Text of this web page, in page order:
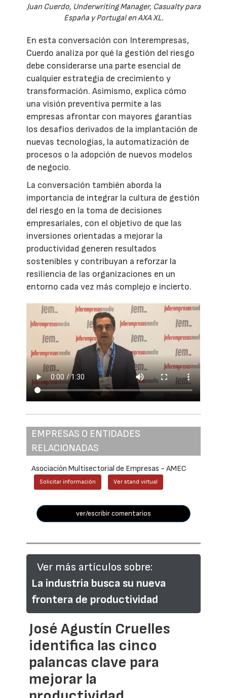
Juan Cuerdo, Underwriting Manager, Casualty para
España y Portugal en AXA XL.
En esta conversación con Interempresas,
Cuerdo analiza por qué la gestión del riesgo
debe considerarse una parte esencial de
cualquier estrategia de crecimiento y
transformación. Asimismo, explica cómo
una visión preventiva permite a las
empresas afrontar con mayores garantías
los desafíos derivados de la implantación de
nuevas tecnologías, la automatización de
procesos o la adopción de nuevos modelos
de negocio.
La conversación también aborda la
importancia de integrar la cultura de gestión
del riesgo en la toma de decisiones
empresariales, con el objetivo de que las
inversiones orientadas a mejorar la
productividad generen resultados
sostenibles y contribuyan a reforzar la
resiliencia de las organizaciones en un
entorno cada vez más complejo e incierto.
EMPRESAS O ENTIDADES
RELACIONADAS
Asociación Multisectorial de Empresas - AMEC
Solicitar información Ver stand virtual
ver/escribir comentarios
Ver más artículos sobre:
La industria busca su nueva
frontera de productividad
José Agustín Cruelles
identifica las cinco
palancas clave para
mejorar la